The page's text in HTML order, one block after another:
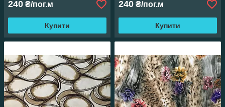
240 ₴/пог.м
Купити
240 ₴/пог.м
Купити